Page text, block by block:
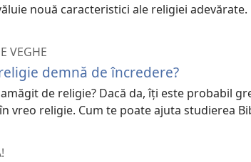
nouă caracteristici ale religiei adevărate.
VEGHE
demnă de încredere?
de religie? Dacă da, îţi este probabil
vreo religie. Cum te poate ajuta studierea